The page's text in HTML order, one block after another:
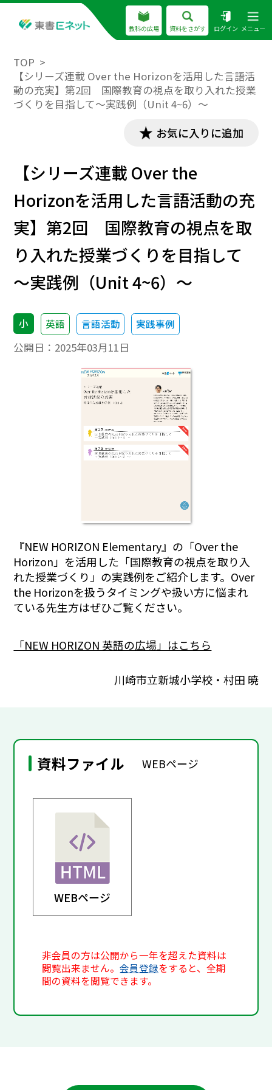
教科の広場 資料をさがす ログイン メニュー
TOP
【シリーズ連載 Over the Horizonを活用した言語活
動の充実】第2回 国際教育の視点を取り入れた授業
づくりを目指して～実践例（Unit 4~6）～
お気に入りに追加
【シリーズ連載 Over the
Horizonを活用した言語活動の充
実】第2回 国際教育の視点を取
り入れた授業づくりを目指して
～実践例（Unit 4~6）～
小 英語 言語活動 実践事例
公開日： 2025年03月11日
『NEW HORIZON Elementary』の「Over the
Horizon」を活用した「国際教育の視点を取り入
れた授業づくり」の実践例をご紹介します。Over
the Horizonを扱うタイミングや扱い方に悩まれ
ている先生方はぜひご覧ください。
「NEW HORIZON 英語の広場」はこちら
川崎市立新城小学校・村田 暁
資料ファイル WEBページ
WEBページ
非会員の方は公開から一年を超えた資料は
閲覧出来ません。会員登録をすると、全期
間の資料を閲覧できます。